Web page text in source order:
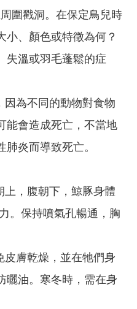
圍戳洞。在保定鳥兒時
小、顏色或特徵為何？
失溫或羽毛蓬鬆的症
因為不同的動物對食物
能會造成死亡，不當地
炎而導致死亡。
上，腹朝下，鯨豚身體
。保持噴氣孔暢通，胸
皮膚乾燥，並在牠們身
曬油。寒冬時，需在身